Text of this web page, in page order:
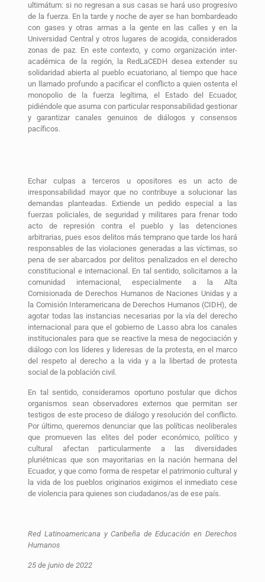
ultimátum: si no regresan a sus casas se hará uso progresivo
de la fuerza. En la tarde y noche de ayer se han bombardeado
con gases y otras armas a la gente en las calles y en la
Universidad Central y otros lugares de acogida, considerados
zonas de paz. En este contexto, y como organización inter-
académica de la región, la RedLaCEDH desea extender su
solidaridad abierta al pueblo ecuatoriano, al tiempo que hace
un llamado profundo a pacificar el conflicto a quien ostenta el
monopolio de la fuerza legítima, el Estado del Ecuador,
pidiéndole que asuma con particular responsabilidad gestionar
y garantizar canales genuinos de diálogos y consensos
pacíficos.
Echar culpas a terceros u opositores es un acto de
irresponsabilidad mayor que no contribuye a solucionar las
demandas planteadas. Extiende un pedido especial a las
fuerzas policiales, de seguridad y militares para frenar todo
acto de represión contra el pueblo y las detenciones
arbitrarias, pues esos delitos más temprano que tarde los hará
responsables de las violaciones generadas a las víctimas, so
pena de ser abarcados por delitos penalizados en el derecho
constitucional e internacional. En tal sentido, solicitamos a la
comunidad internacional, especialmente a la Alta
Comisionada de Derechos Humanos de Naciones Unidas y a
la Comisión Interamericana de Derechos Humanos (CIDH), de
agotar todas las instancias necesarias por la vía del derecho
internacional para que el gobierno de Lasso abra los canales
institucionales para que se reactive la mesa de negociación y
diálogo con los líderes y lideresas de la protesta, en el marco
del respeto al derecho a la vida y a la libertad de protesta
social de la población civil.
En tal sentido, consideramos oportuno postular que dichos
organismos sean observadores externos que permitan ser
testigos de este proceso de diálogo y resolución del conflicto.
Por último, queremos denunciar que las políticas neoliberales
que promueven las elites del poder económico, político y
cultural afectan particularmente a las diversidades
pluriétnicas que son mayoritarias en la nación hermana del
Ecuador, y que como forma de respetar el patrimonio cultural y
la vida de los pueblos originarios exigimos el inmediato cese
de violencia para quienes son ciudadanos/as de ese país.
Red Latinoamericana y Caribeña de Educación en Derechos
Humanos
25 de junio de 2022